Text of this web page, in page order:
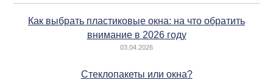
Как выбрать пластиковые окна: на что обратить
внимание в 2026 году
03.04.2026
Стеклопакеты или окна?